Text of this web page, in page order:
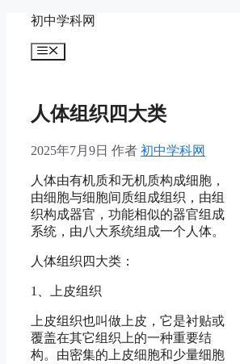
初中学科网
菜
人体组织四大类
2025年7月9日 作者 初中学科网
人体由有机质和无机质构成细胞，
由细胞与细胞间质组成组织，由组
织构成器官，功能相似的器官组成
系统，由八大系统组成一个人体。
人体组织四大类：
1、上皮组织
上皮组织也叫做上皮，它是衬贴或
覆盖在其它组织上的一种重要结
构。由密集的上皮细胞和少量细胞